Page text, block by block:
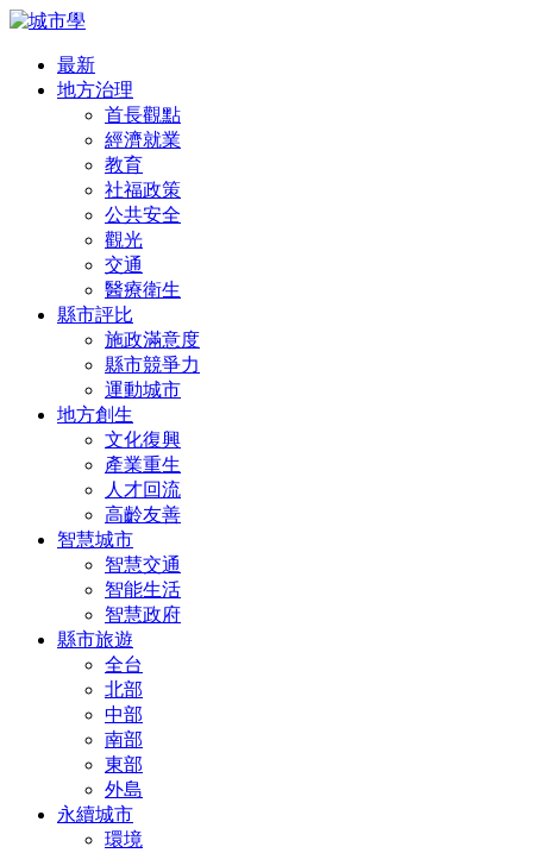
最新
地方治理
首長觀點
經濟就業
教育
社福政策
公共安全
觀光
交通
醫療衛生
縣市評比
施政滿意度
縣市競爭力
運動城市
地方創生
文化復興
產業重生
人才回流
高齡友善
智慧城市
智慧交通
智能生活
智慧政府
縣市旅遊
全台
北部
中部
南部
東部
外島
永續城市
環境